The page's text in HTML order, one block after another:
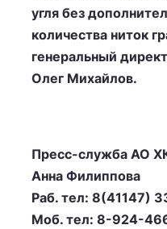
угля без
количества ниток
генеральный
Олег Михайлов.
Пресс-служба АО
Анна Филиппова
Раб. тел: 8(41147)
Моб. тел: 8-924-